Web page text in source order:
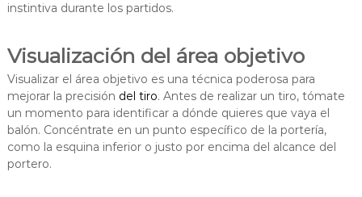
instintiva durante los partidos.
Visualización del área objetivo
Visualizar el área objetivo es una técnica poderosa para
mejorar la precisión del tiro. Antes de realizar un tiro, tómate
un momento para identificar a dónde quieres que vaya el
balón. Concéntrate en un punto específico de la portería,
como la esquina inferior o justo por encima del alcance del
portero.